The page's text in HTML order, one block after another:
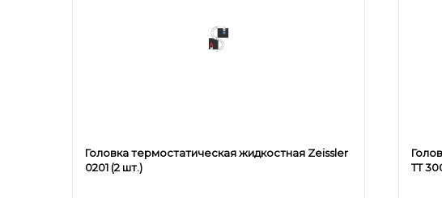
Головка термостатическая жидкостная Zeissler
0201 (2 шт.)
TT